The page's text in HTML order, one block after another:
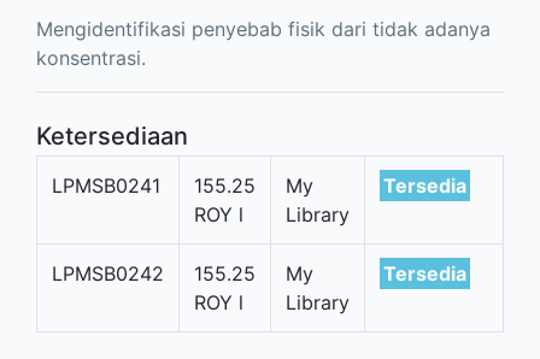
Mengidentifikasi penyebab fisik dari tidak adanya
konsentrasi.
Ketersediaan
LPMSB0241
155.25
ROY l
My
Library
Tersedia
LPMSB0242
155.25
ROY l
My
Library
Tersedia